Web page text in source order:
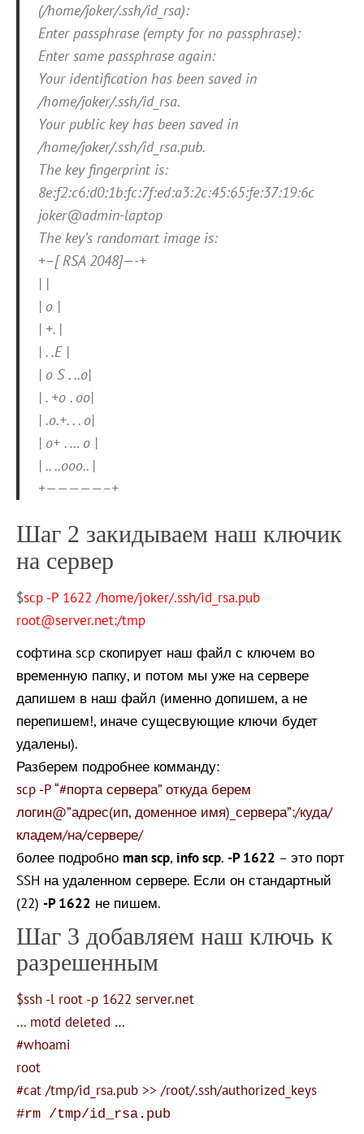
(/home/joker/.ssh/id_rsa):
Enter passphrase (empty for no passphrase):
Enter same passphrase again:
Your identification has been saved in
/home/joker/.ssh/id_rsa.
Your public key has been saved in
/home/joker/.ssh/id_rsa.pub.
The key fingerprint is:
8e:f2:c6:d0:1b:fc:7f:ed:a3:2c:45:65:fe:37:19:6c
joker@admin-laptop
The key’s randomart image is:
+–[ RSA 2048]—-+
| |
| o |
| +. |
| . .E |
| o S . ..o|
| . +o . oo|
| .o.+. . . o|
| o+ . … o |
| .. ..ooo.. |
+—————–+
Шаг 2 закидываем наш ключик
на сервер
$scp -P 1622 /home/joker/.ssh/id_rsa.pub
root@server.net:/tmp
софтина scp скопирует наш файл с ключем во
временную папку, и потом мы уже на сервере
дапишем в наш файл (именно допишем, а не
перепишем!, иначе сущесвующие ключи будет
удалены).
Разберем подробнее комманду:
scp -P “#порта сервера” откуда берем
логин@”адрес(ип, доменное имя)_сервера”:/куда/
кладем/на/сервере/
более подробно man scp, info scp. -P 1622 – это порт
SSH на удаленном сервере. Если он стандартный
(22) -P 1622 не пишем.
Шаг 3 добавляем наш ключь к
разрешенным
$ssh -l root -p 1622 server.net
… motd deleted …
#whoami
root
#cat /tmp/id_rsa.pub >> /root/.ssh/authorized_keys
#rm /tmp/id_rsa.pub